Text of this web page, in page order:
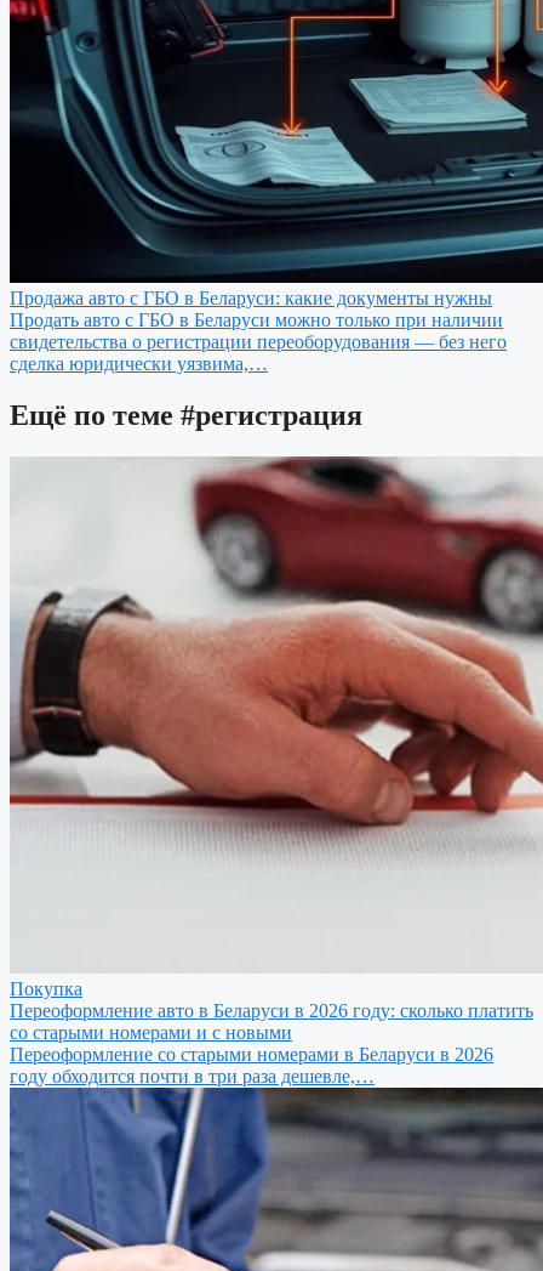
Продажа авто с ГБО в Беларуси: какие документы нужны
Продать авто с ГБО в Беларуси можно только при наличии
свидетельства о регистрации переоборудования — без него
сделка юридически уязвима,…
Ещё по теме #регистрация
Покупка
Переоформление авто в Беларуси в 2026 году: сколько платить
со старыми номерами и с новыми
Переоформление со старыми номерами в Беларуси в 2026
году обходится почти в три раза дешевле,…